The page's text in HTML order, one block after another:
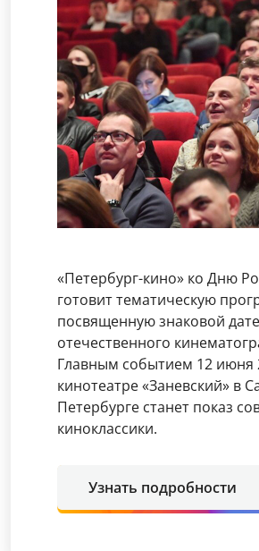
«Петербург-кино» ко Дню
готовит тематическую
посвященную знаковой
отечественного
Главным событием 12 июня
кинотеатре «Заневский» в
Петербурге станет показ
киноклассики.
Узнать подробности